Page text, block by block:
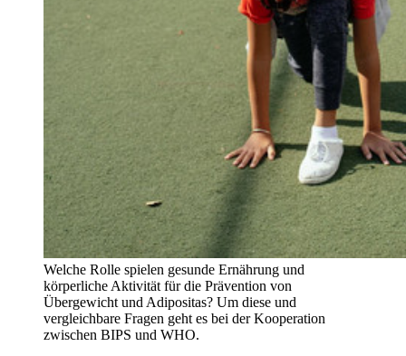
Welche Rolle spielen gesunde Ernährung und
körperliche Aktivität für die Prävention von
Übergewicht und Adipositas? Um diese und
vergleichbare Fragen geht es bei der Kooperation
zwischen BIPS und WHO.